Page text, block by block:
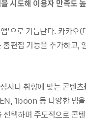
시도해 이용자 만족도
’으로 거듭난다. 카카오
편집 기능을 추가하고,
사나 취향에 맞는 콘텐
1boon 등 다양한 탭
택하며 주도적으로 콘